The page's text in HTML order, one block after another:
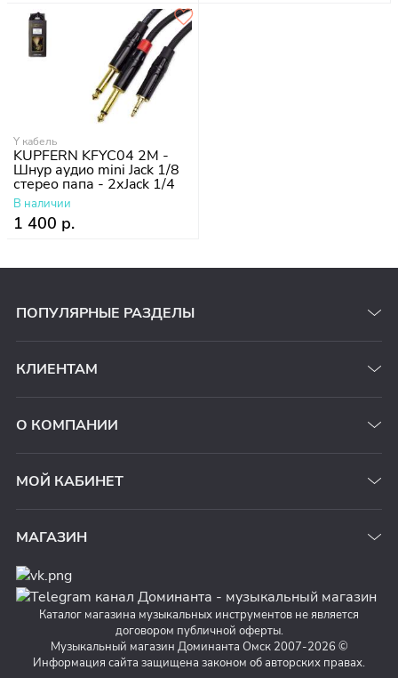
Y кабель
KUPFERN KFYC04 2M -
Шнур аудио mini Jack 1/8
стерео папа - 2хJack 1/4
mono папа
В наличии
1 400 р.
ПОПУЛЯРНЫЕ РАЗДЕЛЫ
КЛИЕНТАМ
О КОМПАНИИ
МОЙ КАБИНЕТ
МАГАЗИН
Каталог магазина музыкальных инструментов не является
договором публичной оферты.
Музыкальный магазин Доминанта Омск 2007-2026 ©
Информация сайта защищена законом об авторских правах.